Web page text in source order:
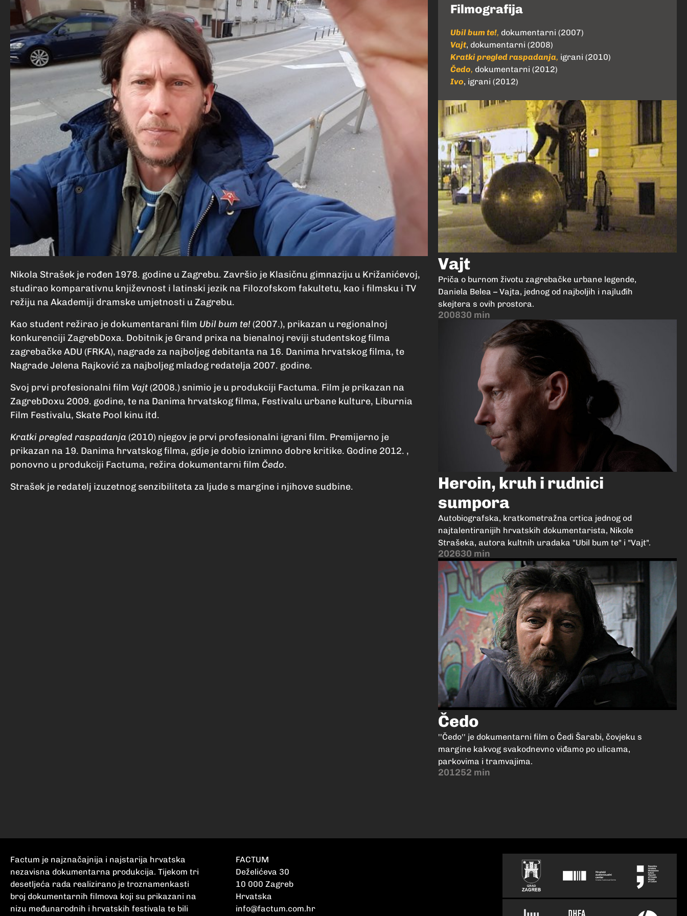
Nikola Strašek je rođen 1978. godine u Zagrebu. Završio je Klasičnu gimnaziju u Križanićevoj,
studirao komparativnu književnost i latinski jezik na Filozofskom fakultetu, kao i filmsku i TV
režiju na Akademiji dramske umjetnosti u Zagrebu.
Kao student režirao je dokumentarani film Ubil bum te!(2007.), prikazan u regionalnoj
konkurenciji ZagrebDoxa. Dobitnik je Grand prixa na bienalnoj reviji studentskog filma
zagrebačke ADU (FRKA), nagrade za najboljeg debitanta na 16. Danima hrvatskog filma, te
Nagrade Jelena Rajković za najboljeg mladog redatelja 2007. godine.
Svoj prvi profesionalni film Vajt(2008.) snimio je u produkciji Factuma. Film je prikazan na
ZagrebDoxu 2009. godine, te na Danima hrvatskog filma, Festivalu urbane kulture, Liburnia
Film Festivalu, Skate Pool kinu itd.
Kratki pregled raspadanja (2010) njegov je prvi profesionalni igrani film. Premijerno je
prikazan na 19. Danima hrvatskog filma, gdje je dobio iznimno dobre kritike. Godine 2012. ,
ponovno u produkciji Factuma, režira dokumentarni film Čedo.
Strašek je redatelj izuzetnog senzibiliteta za ljude s margine i njihove sudbine.
Filmografija
Ubil bum te!, dokumentarni (2007)
Vajt, dokumentarni (2008)
Kratki pregled raspadanja, igrani (2010)
Čedo, dokumentarni (2012)
Ivo, igrani (2012)
Vajt
Priča o burnom životu zagrebačke urbane legende,
Daniela Belea – Vajta, jednog od najboljih i najluđih
skejtera s ovih prostora.
200830 min
Heroin, kruh i rudnici
sumpora
Autobiografska, kratkometražna crtica jednog od
najtalentiranijih hrvatskih dokumentarista, Nikole
Strašeka, autora kultnih uradaka "Ubil bum te" i "Vajt".
202630 min
Čedo
''Čedo'' je dokumentarni film o Čedi Šarabi, čovjeku s
margine kakvog svakodnevno viđamo po ulicama,
parkovima i tramvajima.
201252 min
Factum je najznačajnija i najstarija hrvatska
nezavisna dokumentarna produkcija. Tijekom tri
desetljeća rada realizirano je troznamenkasti
broj dokumentarnih filmova koji su prikazani na
nizu međunarodnih i hrvatskih festivala te bili
FACTUM
Deželićeva 30
10 000 Zagreb
Hrvatska
info@factum.com.hr